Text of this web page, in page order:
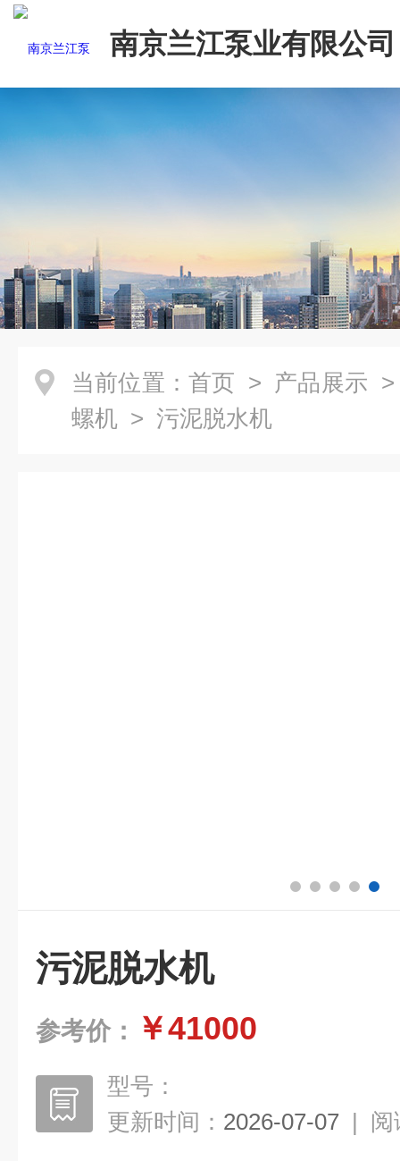
南京兰江泵业有限公司
当前位置： 首页 > 产品展示
螺机 > 污泥脱水机
污泥脱水机
参考价： ￥41000
型号：
更新时间： 2026-07-07 | 阅